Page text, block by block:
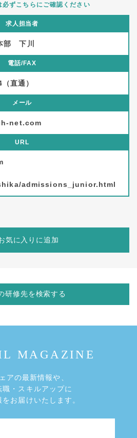
ずこちらにご確認ください
求人担当者
部 下川
電話/FAX
直通）
メール
net.com
URL
admissions_junior.html
気に入りに追加
研修先を検索する
アの最新情報や、
職・スキルアップに
お届けいたします。